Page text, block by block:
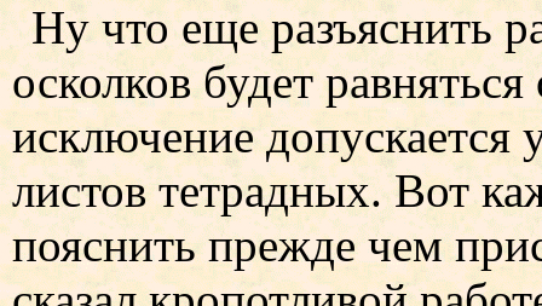
Ну что еще разъяснить
осколков будет
исключение допускается
листов тетрадных. Вот
пояснить прежде чем